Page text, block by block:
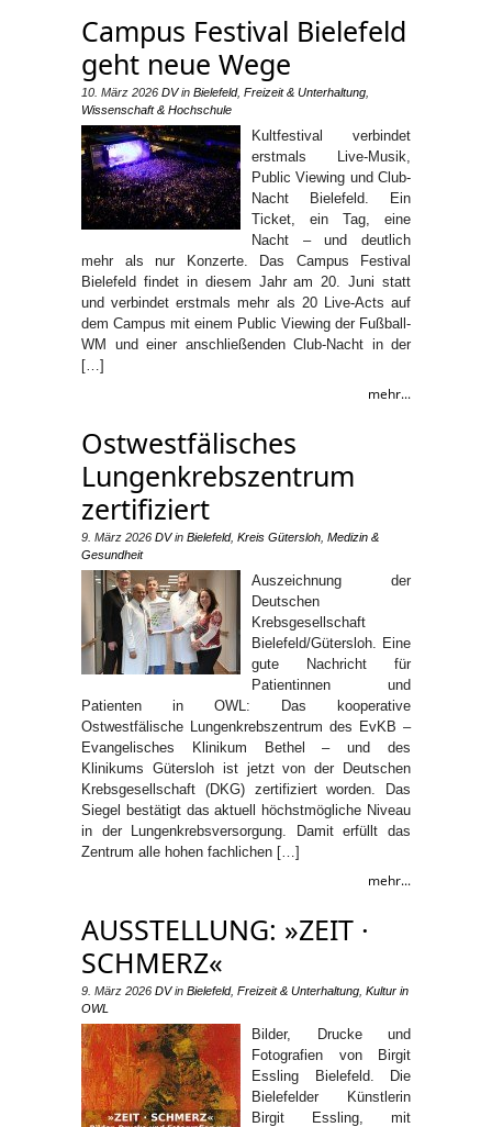
Campus Festival Bielefeld
geht neue Wege
10. März 2026 DVin Bielefeld, Freizeit & Unterhaltung
Wissenschaft & Hochschule
Kultfestival verbindet
erstmals Live-Musik,
Public Viewing und Club-
Nacht Bielefeld. Ein
Ticket, ein Tag, eine
Nacht – und deutlich
mehr als nur Konzerte. Das Campus Festival
Bielefeld findet in diesem Jahr am 20. Juni statt
und verbindet erstmals mehr als 20 Live-Acts auf
dem Campus mit einem Public Viewing der Fußball-
WM und einer anschließenden Club-Nacht in der
[…]
mehr...
Ostwestfälisches
Lungenkrebszentrum
zertifiziert
9. März 2026 DVin Bielefeld, Kreis Gütersloh Medizin &
Gesundheit
Auszeichnung der
Deutschen
Krebsgesellschaft
Bielefeld/Gütersloh. Eine
gute Nachricht für
Patientinnen und
Patienten in OWL: Das kooperative
Ostwestfälische Lungenkrebszentrum des EvKB –
Evangelisches Klinikum Bethel – und des
Klinikums Gütersloh ist jetzt von der Deutschen
Krebsgesellschaft (DKG) zertifiziert worden. Das
Siegel bestätigt das aktuell höchstmögliche Niveau
in der Lungenkrebsversorgung. Damit erfüllt das
Zentrum alle hohen fachlichen […]
mehr...
AUSSTELLUNG: »ZEIT ·
SCHMERZ«
9. März 2026 DVin Bielefeld, Freizeit & Unterhaltung Kultur in
OWL
Bilder, Drucke und
Fotografien von Birgit
Essling Bielefeld. Die
Bielefelder Künstlerin
Birgit Essling, mit